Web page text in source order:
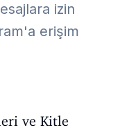
izin
erişim
ve Kitle